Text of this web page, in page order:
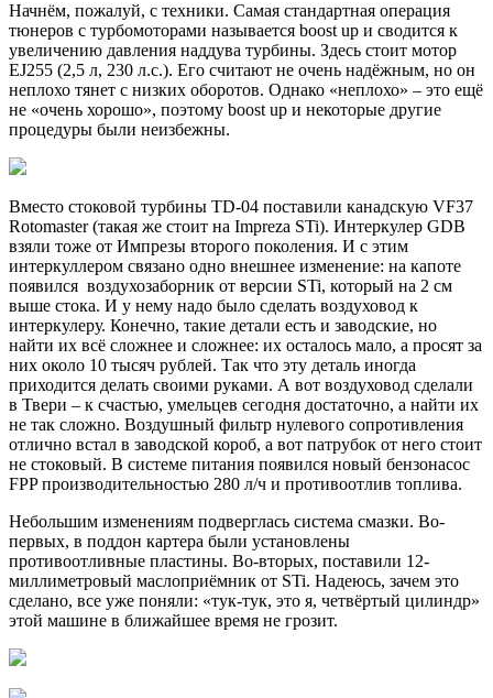
Начнём, пожалуй, с техники. Самая стандартная операция
тюнеров с турбомоторами называется boost up и сводится к
увеличению давления наддува турбины. Здесь стоит мотор
EJ255 (2,5 л, 230 л.с.). Его считают не очень надёжным, но он
неплохо тянет с низких оборотов. Однако «неплохо» – это ещё
не «очень хорошо», поэтому boost up и некоторые другие
процедуры были неизбежны.
Вместо стоковой турбины TD-04 поставили канадскую VF37
Rotomaster (такая же стоит на Impreza STi). Интеркулер GDB
взяли тоже от Импрезы второго поколения. И с этим
интеркуллером связано одно внешнее изменение: на капоте
появился воздухозаборник от версии STi, который на 2 см
выше стока. И у нему надо было сделать воздуховод к
интеркулеру. Конечно, такие детали есть и заводские, но
найти их всё сложнее и сложнее: их осталось мало, а просят за
них около 10 тысяч рублей. Так что эту деталь иногда
приходится делать своими руками. А вот воздуховод сделали
в Твери – к счастью, умельцев сегодня достаточно, а найти их
не так сложно. Воздушный фильтр нулевого сопротивления
отлично встал в заводской короб, а вот патрубок от него стоит
не стоковый. В системе питания появился новый бензонасос
FPP производительностью 280 л/ч и противоотлив топлива.
Небольшим изменениям подверглась система смазки. Во-
первых, в поддон картера были установлены
противоотливные пластины. Во-вторых, поставили 12-
миллиметровый маслоприёмник от STi. Надеюсь, зачем это
сделано, все уже поняли: «тук-тук, это я, четвёртый цилиндр»
этой машине в ближайшее время не грозит.